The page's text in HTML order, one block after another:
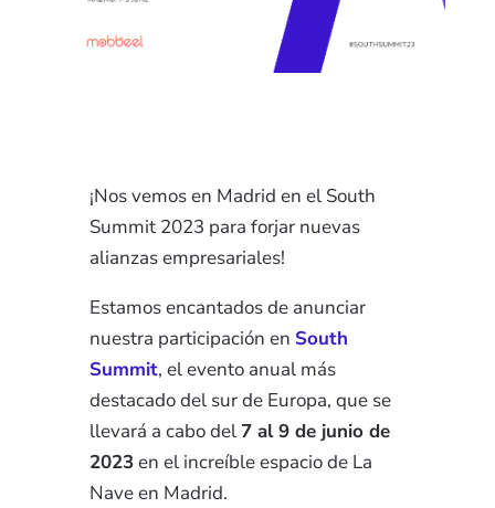
¡Nos vemos en Madrid en el South
Summit 2023 para forjar nuevas
alianzas empresariales!
Estamos encantados de anunciar
nuestra participación en South
Summit, el evento anual más
destacado del sur de Europa, que se
llevará a cabo del 7 al 9 de junio de
2023en el increíble espacio de La
Nave en Madrid.